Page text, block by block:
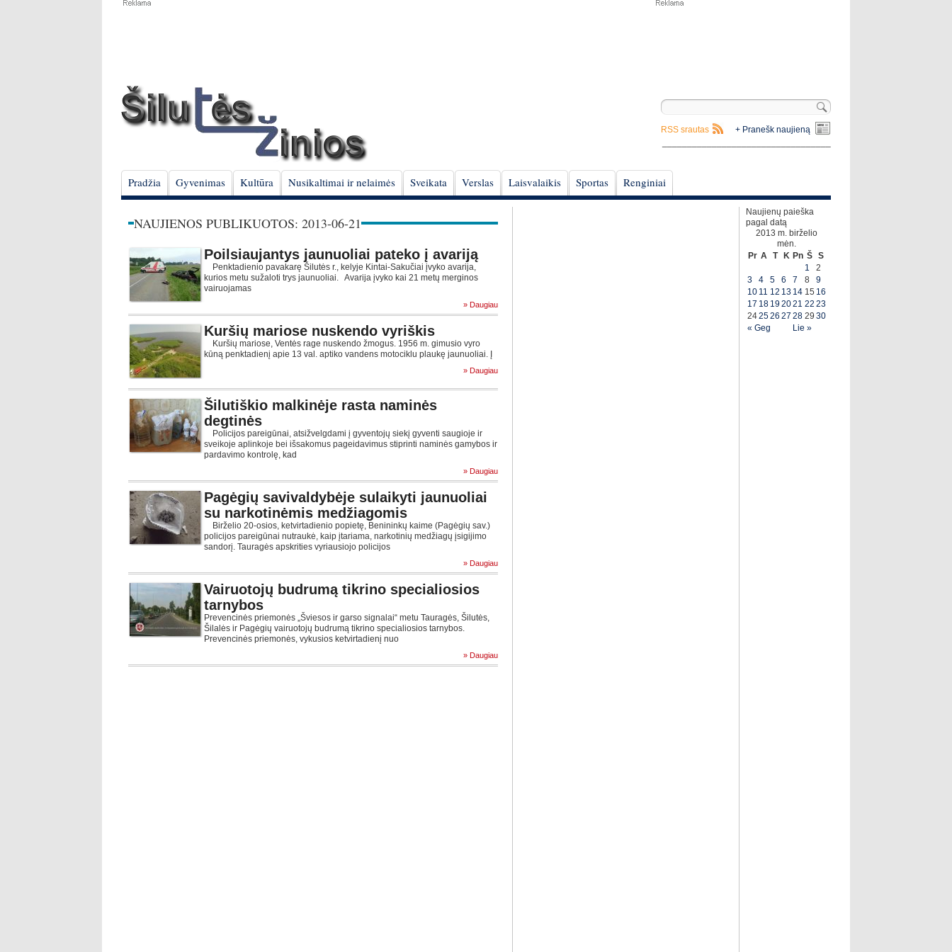
+ Pranešk naujieną
RSS srautas
Pradžia Gyvenimas Kultūra Nusikaltimai ir nelaimės Sveikata Verslas Laisvalaikis Sportas Renginiai
NAUJIENOS PUBLIKUOTOS: 2013-06-21
Poilsiaujantys jaunuoliai pateko į avariją
Penktadienio pavakarę Šilutės r., kelyje Kintai-Sakučiai įvyko avarija,
kurios metu sužaloti trys jaunuoliai. Avarija įvyko kai 21 metų merginos
vairuojamas
» Daugiau
Kuršių mariose nuskendo vyriškis
Kuršių mariose, Ventės rage nuskendo žmogus. 1956 m. gimusio vyro
kūną penktadienį apie 13 val. aptiko vandens motociklu plaukę jaunuoliai. Į
» Daugiau
Šilutiškio malkinėje rasta naminės
degtinės
Policijos pareigūnai, atsižvelgdami į gyventojų siekį gyventi saugioje ir
sveikoje aplinkoje bei išsakomus pageidavimus stiprinti naminės gamybos ir
pardavimo kontrolę, kad
» Daugiau
Pagėgių savivaldybėje sulaikyti jaunuoliai
su narkotinėmis medžiagomis
Birželio 20-osios, ketvirtadienio popietę, Benininkų kaime (Pagėgių sav.)
policijos pareigūnai nutraukė, kaip įtariama, narkotinių medžiagų įsigijimo
sandorį. Tauragės apskrities vyriausiojo policijos
» Daugiau
Vairuotojų budrumą tikrino specialiosios
tarnybos
Prevencinės priemonės „Šviesos ir garso signalai“ metu Tauragės, Šilutės,
Šilalės ir Pagėgių vairuotojų budrumą tikrino specialiosios tarnybos.
Prevencinės priemonės, vykusios ketvirtadienį nuo
» Daugiau
Naujienų paieška
pagal datą
2013 m. birželio
mėn.
Pr A T K Pn Š S
« Geg Lie »
1
2
3
4 5 6 7 8
9
10 11 12 13 14 15 16
17 18 192021 22 23
242526 27 28 29 30